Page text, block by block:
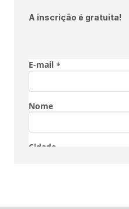
A inscrição é gratuita!